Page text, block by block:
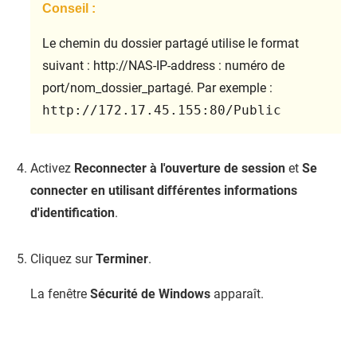
Conseil :
Le chemin du dossier partagé utilise le format
suivant : http://NAS-IP-address : numéro de
port/nom_dossier_partagé. Par exemple :
http://172.17.45.155:80/Public
Activez Reconnecter à l'ouverture de session et Se
connecter en utilisant différentes informations
d'identification.
Cliquez surTerminer.
La fenêtre Sécurité de Windows apparaît.